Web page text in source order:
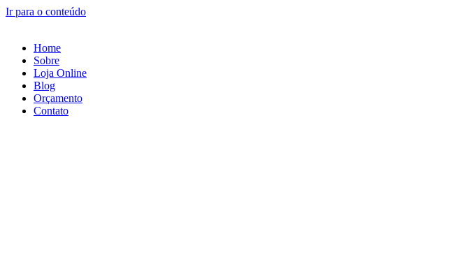
Ir para o conteúdo
Home
Sobre
Loja Online
Blog
Orçamento
Contato